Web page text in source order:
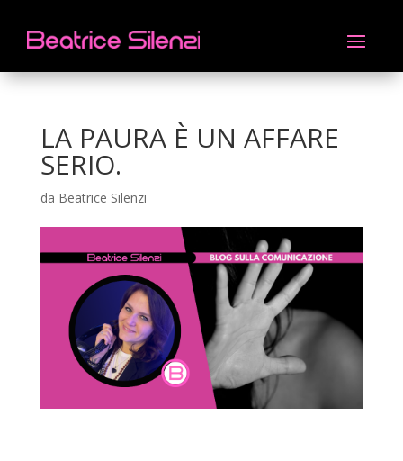
LA PAURA È UN AFFARE
SERIO.
da Beatrice Silenzi